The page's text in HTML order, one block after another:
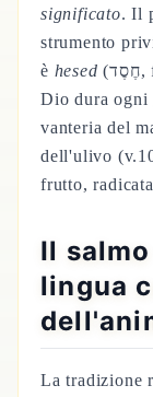
significato. Il
strumento
è hesed (חֶסֶד, fedeltà amorosa, v.3): «La bontà di
Dio dura ogni
vanteria del
dell'ulivo
frutto,
Il
lingua
La tradizione